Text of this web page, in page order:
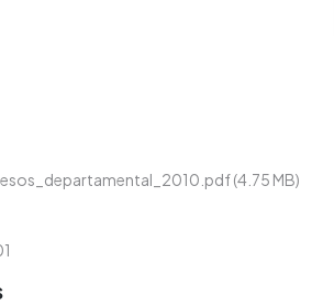
(4.75 MB)